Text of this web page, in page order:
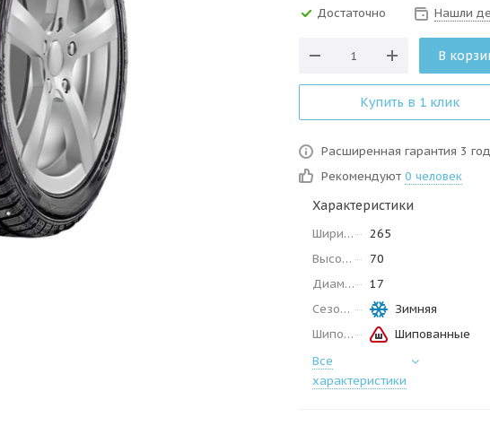
Достаточно Нашли
В
Купить в 1 клик
Расширенная гарантия 3
Рекомендуют 0 человек
Характеристики
Ширина
265
Высота
70
Диаметр
17
Сезон
Зимняя
Шипованные
Шипованные
Все
характеристики